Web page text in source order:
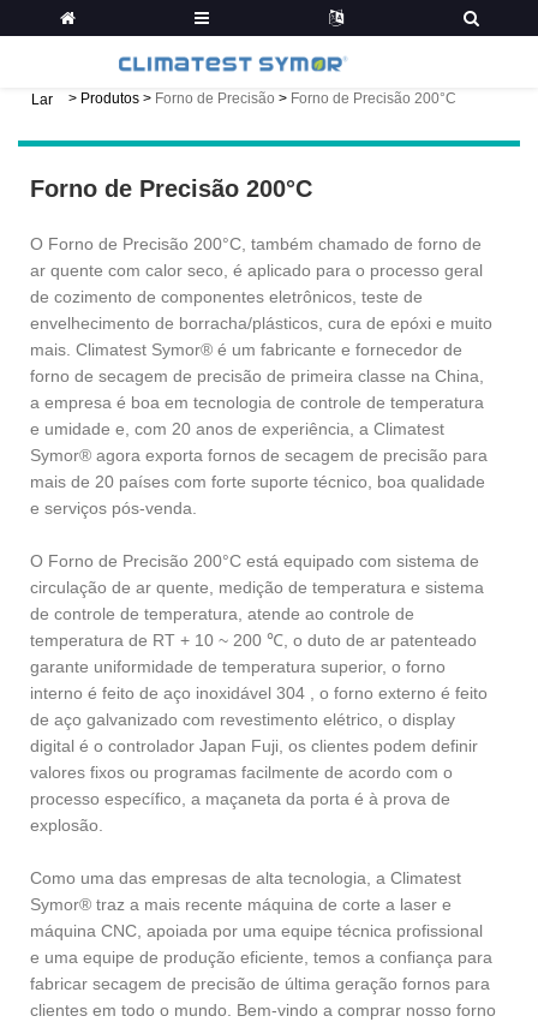
Lar > Produtos > Forno de Precisão > Forno de Precisão 200°C
Forno de Precisão 200°C
O Forno de Precisão 200°C, também chamado de forno de
ar quente com calor seco, é aplicado para o processo geral
de cozimento de componentes eletrônicos, teste de
envelhecimento de borracha/plásticos, cura de epóxi e muito
mais. Climatest Symor® é um fabricante e fornecedor de
forno de secagem de precisão de primeira classe na China,
a empresa é boa em tecnologia de controle de temperatura
e umidade e, com 20 anos de experiência, a Climatest
Symor® agora exporta fornos de secagem de precisão para
mais de 20 países com forte suporte técnico, boa qualidade
e serviços pós-venda.
O Forno de Precisão 200°C está equipado com sistema de
circulação de ar quente, medição de temperatura e sistema
de controle de temperatura, atende ao controle de
temperatura de RT + 10 ~ 200 ℃, o duto de ar patenteado
garante uniformidade de temperatura superior, o forno
interno é feito de aço inoxidável 304 , o forno externo é feito
de aço galvanizado com revestimento elétrico, o display
digital é o controlador Japan Fuji, os clientes podem definir
valores fixos ou programas facilmente de acordo com o
processo específico, a maçaneta da porta é à prova de
explosão.
Como uma das empresas de alta tecnologia, a Climatest
Symor® traz a mais recente máquina de corte a laser e
máquina CNC, apoiada por uma equipe técnica profissional
e uma equipe de produção eficiente, temos a confiança para
fabricar secagem de precisão de última geração fornos para
clientes em todo o mundo. Bem-vindo a comprar nosso forno